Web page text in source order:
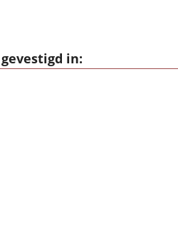
in: